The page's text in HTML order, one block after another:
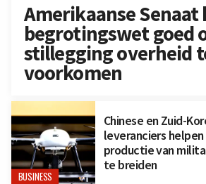
Amerikaanse
begrotingswet goed
stillegging overheid
voorkomen
BUSINESS
Chinese en Zuid-
leveranciers
productie van
te breiden